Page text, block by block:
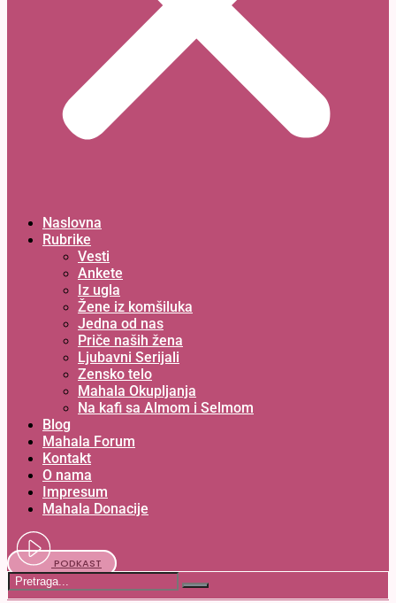
Naslovna
Rubrike
Vesti
Ankete
Iz ugla
Žene iz komšiluka
Jedna od nas
Priče naših žena
Ljubavni Serijali
Zensko telo
Mahala Okupljanja
Na kafi sa Almom i Selmom
Blog
Mahala Forum
Kontakt
O nama
Impresum
Mahala Donacije
PODKAST